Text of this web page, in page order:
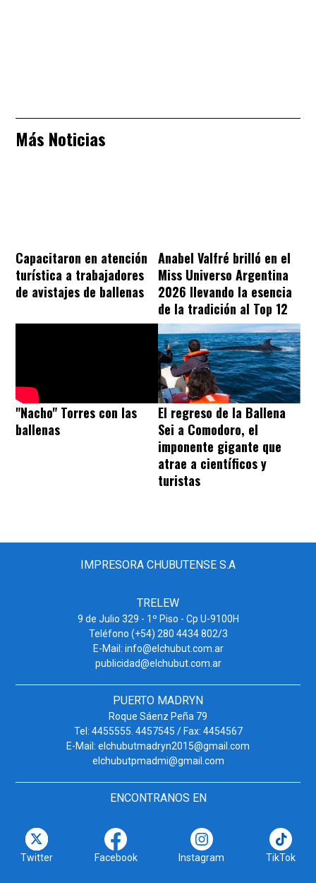
Más Noticias
Capacitaron en atención
turística a trabajadores
de avistajes de ballenas
Anabel Valfré brilló en el
Miss Universo Argentina
2026 llevando la esencia
de la tradición al Top 12
"Nacho" Torres con las
ballenas
El regreso de la Ballena
Sei a Comodoro, el
imponente gigante que
atrae a científicos y
turistas
IMPRESORA CHUBUTENSE S.A
TRELEW
9 de Julio 329 - 1º Piso - Cp U-9100H
Teléfono (+54) 280 4434 802/3
E-Mail: info@elchubut.com.ar
publicidad@elchubut.com.ar
PUERTO MADRYN
Roque Sáenz Peña 79
Tel: 4455555. 4457545 / Fax: 4454567
E-Mail: elchubutmadryn2015@gmail.com
elchubutpmadmi@gmail.com
ENCONTRANOS EN
Twitter Facebook Instagram TikTok